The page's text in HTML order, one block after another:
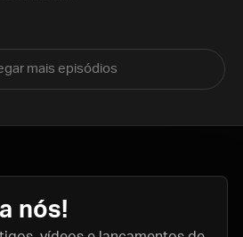
mais episódios
nós!